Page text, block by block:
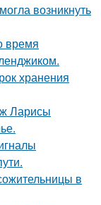
возникнуть
время
хранения
Ларисы
в